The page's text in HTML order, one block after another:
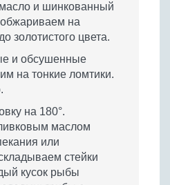
и шинкованный
на
золотистого цвета.
и обсушенные
на тонкие ломтики.
на 180°.
маслом
или
стейки
кусок рыбы